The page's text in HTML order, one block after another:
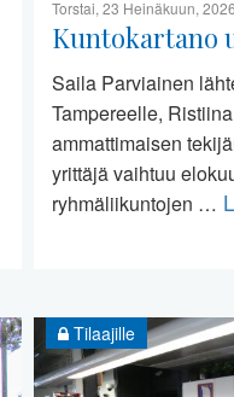
Torstai, 23 Heinäkuun, 2026
Kuntokartano
Saila Parviainen
Tampereelle,
ammattimaisen
yrittäjä vaihtuu
ryhmäliikuntojen …
Tilaajille